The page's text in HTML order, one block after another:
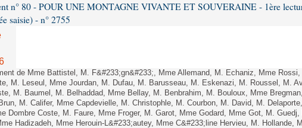
n° 80 - POUR UNE MONTAGNE VIVANTE ET SOUVERAINE - 1ère
saisie) - n° 2755
de Mme Battistel, M. F&#233;gn&#233;, Mme Allemand, M. Echaniz, Mme Rossi,
M. Leseul, Mme Jourdan, M. Dufau, M. Barusseau, M. Eskenazi, M. Roussel, M.
M. Baumel, M. Belhaddad, Mme Bellay, M. Benbrahim, M. Bouloux, Mme
M. Califer, Mme Capdevielle, M. Christophle, M. Courbon, M. David, M.
Dombre Coste, M. Faure, Mme Froger, M. Garot, Mme Godard, Mme Got, M. Guedj,
Hadizadeh, Mme Herouin-L&#233;autey, Mme C&#233;line Hervieu, M. Hollande,